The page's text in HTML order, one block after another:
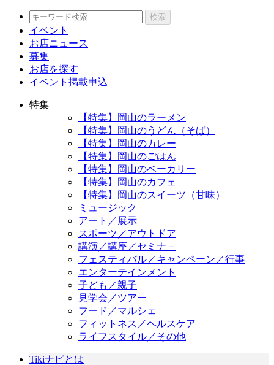
検索
イベント
お店ニュース
募集
お店を探す
イベント掲載申込
特集
【特集】岡山のラーメン
【特集】岡山のうどん（そば）
【特集】岡山のカレー
【特集】岡山のごはん
【特集】岡山のベーカリー
【特集】岡山のカフェ
【特集】岡山のスイーツ（甘味）
ミュージック
アート／展示
スポーツ／アウトドア
講演／講座／セミナ－
フェスティバル／キャンペーン／行事
エンターテインメント
子ども／親子
見学会／ツアー
フード／マルシェ
フィットネス／ヘルスケア
ライフスタイル／その他
Tikiナビとは